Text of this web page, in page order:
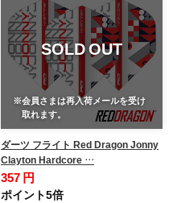
SOLD OUT
※会員さまは再入荷メールを受け
取れます。
ダーツ フライト Red Dragon Jonny
Clayton Hardcore …
357 円
ポイント5倍